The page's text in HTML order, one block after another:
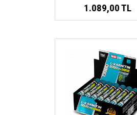
1.089,00 TL